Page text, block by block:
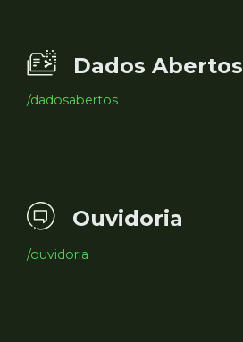
Dados Abertos
/dadosabertos
Ouvidoria
/ouvidoria